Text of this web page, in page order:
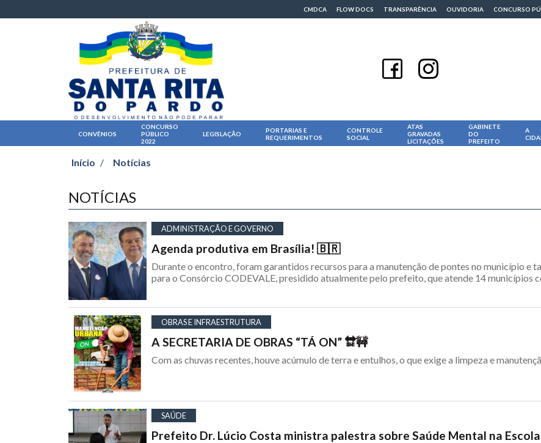
CMDCA FLOW DOCS TRANSPARÊNCIA OUVIDORIA CONCURSO
CONVÊNIOS
CONCURSO
PÚBLICO
2022
LEGISLAÇÃO
PORTARIAS E
REQUERIMENTOS
CONTROLE
SOCIAL
ATAS
GRAVADAS
LICITAÇÕES
GABINETE
DO
PREFEITO
A
Início / Notícias
NOTÍCIAS
ADMINISTRAÇÃO E GOVERNO
Agenda produtiva em Brasília! 🇧🇷
Durante o encontro, foram garantidos recursos para a manutenção de pontes no município e
para o Consórcio CODEVALE, presidido atualmente pelo prefeito, que atende 14 municípios
OBRAS E INFRAESTRUTURA
A SECRETARIA DE OBRAS “TÁ ON” 🔛🚧
Com as chuvas recentes, houve acúmulo de terra e entulhos, o que exige a limpeza e
SAÚDE
Prefeito Dr. Lúcio Costa ministra palestra sobre Saúde Mental na